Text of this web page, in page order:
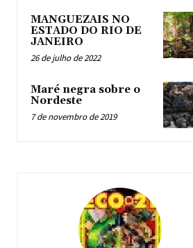
MANGUEZAIS NO
ESTADO DO RIO DE
JANEIRO
26 de julho de 2022
Maré negra sobre o
Nordeste
7 de novembro de 2019